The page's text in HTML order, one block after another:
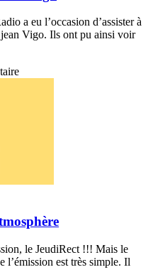
a eu l’occasion d’assister à
jean Vigo. Ils ont pu ainsi voir
le JeudiRect !!! Mais le
l’émission est très simple. Il